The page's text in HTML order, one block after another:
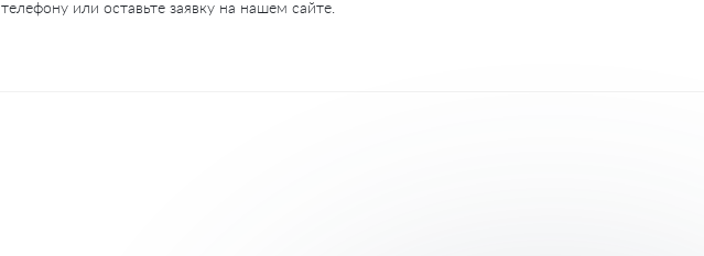
телефону или оставьте заявку на нашем сайте.